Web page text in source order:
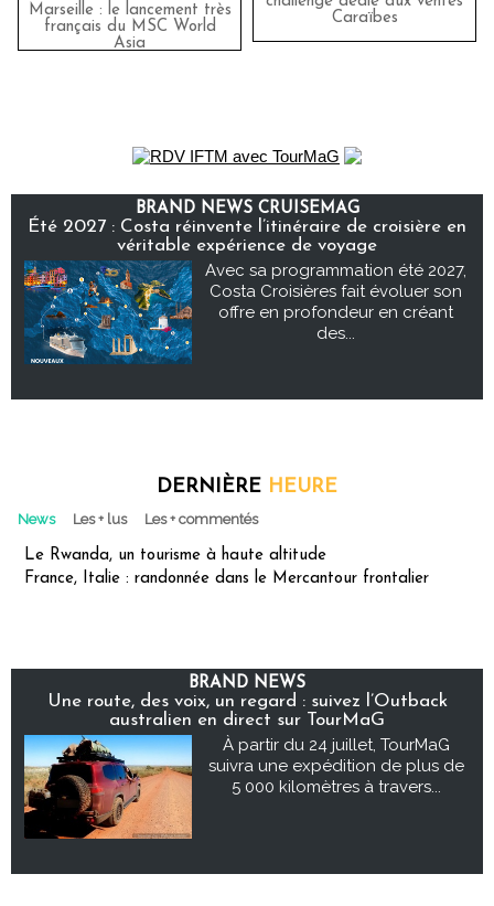
Marseille : le lancement très
français du MSC World
Asia
Caraïbes
BRAND NEWS CRUISEMAG
Été 2027 : Costa réinvente l’itinéraire de croisière en
véritable expérience de voyage
Avec sa programmation été 2027,
Costa Croisières fait évoluer son
offre en profondeur en créant
des...
DERNIÈRE HEURE
News Les + lus Les + commentés
Le Rwanda, un tourisme à haute altitude
France, Italie : randonnée dans le Mercantour frontalier
BRAND NEWS
Une route, des voix, un regard : suivez l’Outback
australien en direct sur TourMaG
À partir du 24 juillet, TourMaG
suivra une expédition de plus de
5 000 kilomètres à travers...